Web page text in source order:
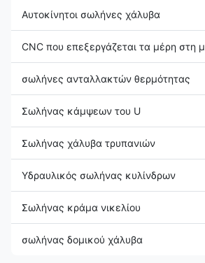
Αυτοκίνητοι σωλήνες χάλυβα
CNC που επεξεργάζεται τα μέρη στη
σωλήνες ανταλλακτών θερμότητας
Σωλήνας κάμψεων του U
Σωλήνας χάλυβα τρυπανιών
Υδραυλικός σωλήνας κυλίνδρων
Σωλήνας κράμα νικελίου
σωλήνας δομικού χάλυβα